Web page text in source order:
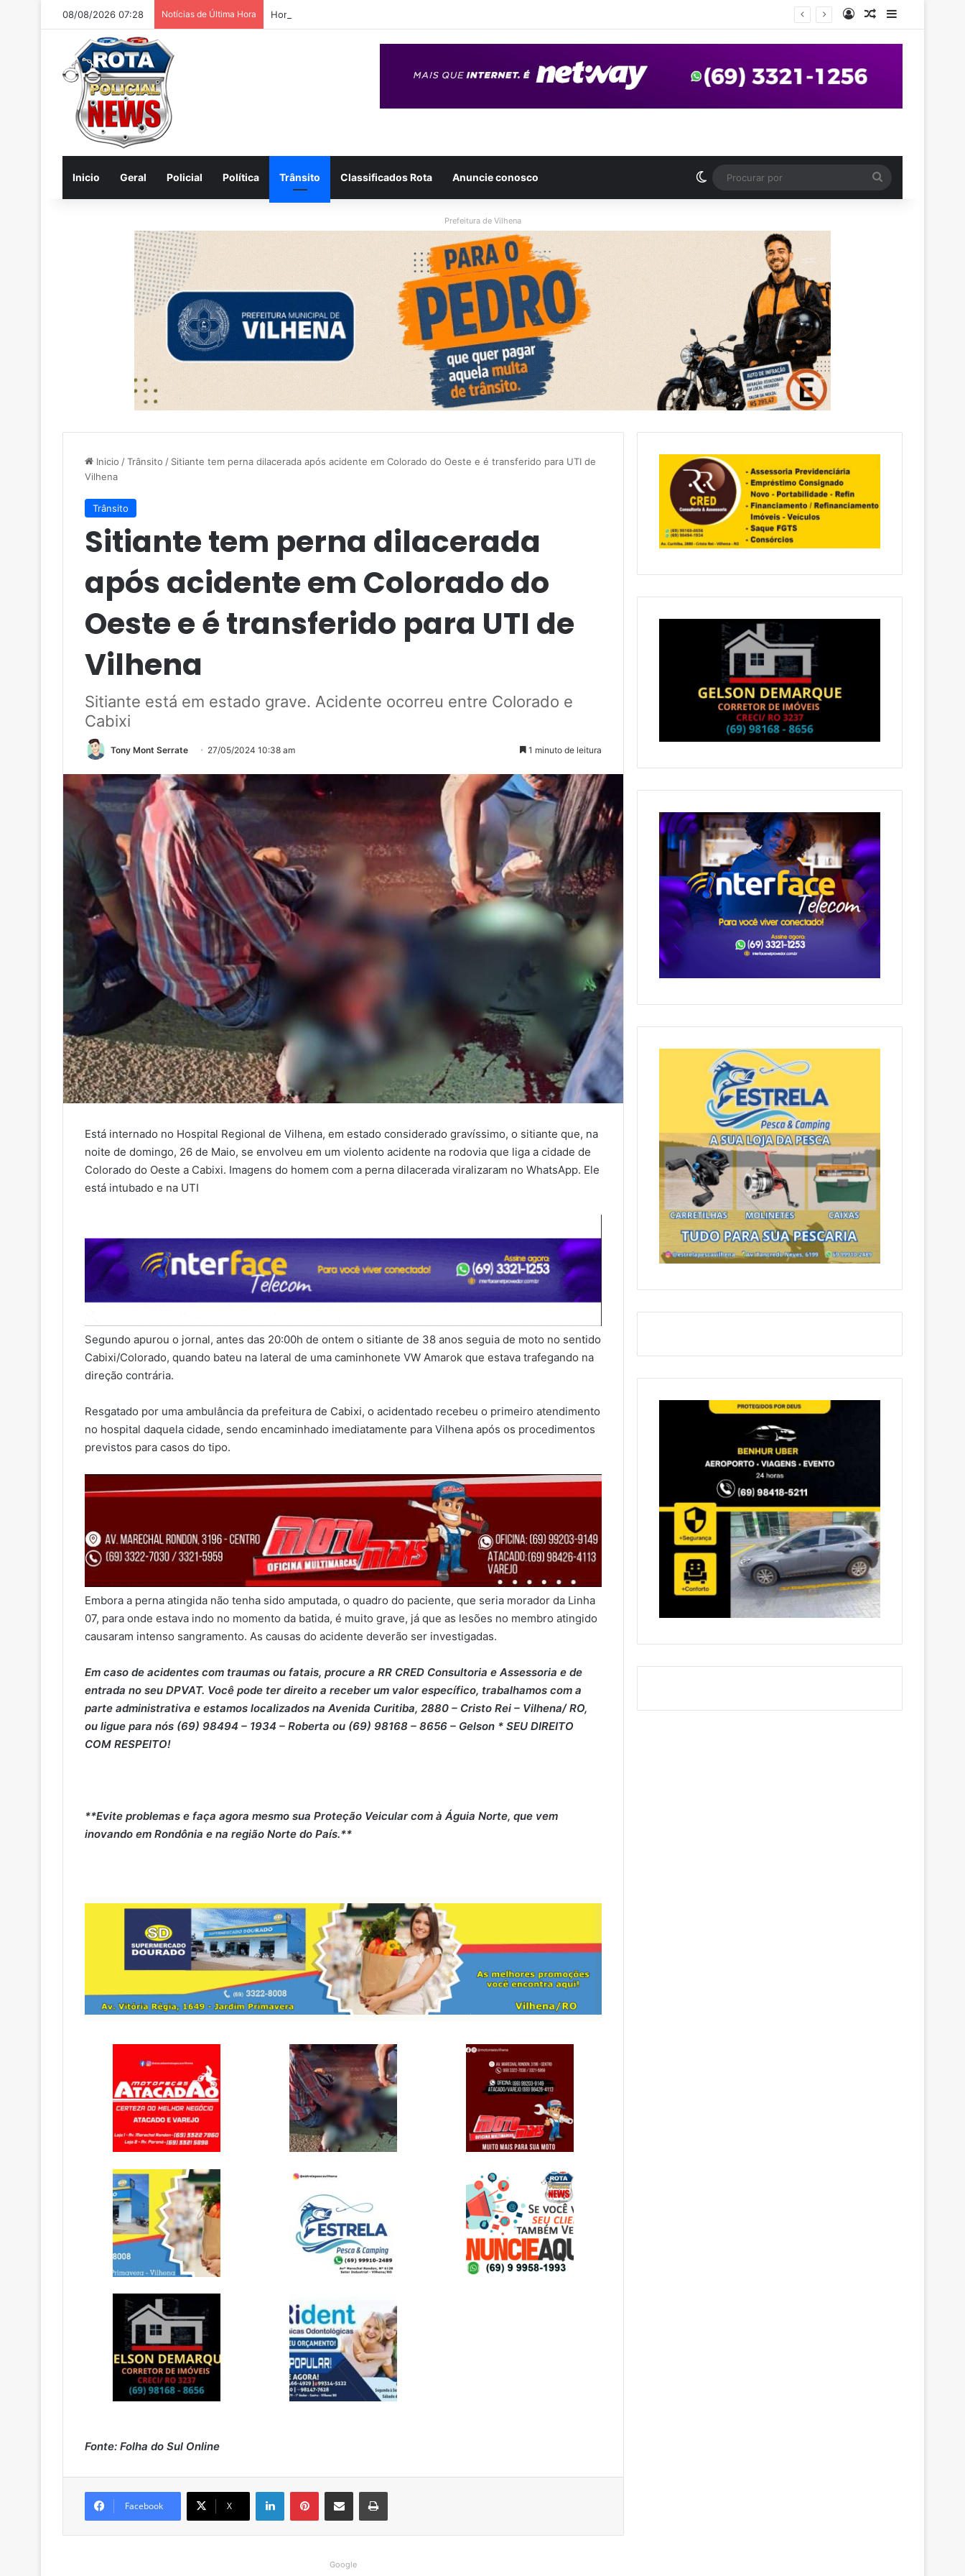
08/08/2026 07:28 Notícias de Última Hora Homem é preso após ser flagrado repassando porção de maconha a garoto de 14 anos em praça de Vilhena EntrarArtigo aleatório
Inicio Geral Policial Política Trânsito Classificados Rota Anuncie conosco Switch skin
por
Prefeitura de Vilhena
Inicio /Trânsito / Sitiante tem perna dilacerada após acidente em Colorado do Oeste e é transferido para UTI de
Vilhena
Trânsito
Sitiante tem perna dilacerada
após acidente em Colorado do
Oeste e é transferido para UTI de
Vilhena
Sitiante está em estado grave. Acidente ocorreu entre Colorado e
Cabixi
Tony Mont Serrate 27/05/2024 10:38 am 1 minuto de leitura
Está internado no Hospital Regional de Vilhena, em estado considerado gravíssimo, o sitiante que, na
noite de domingo, 26 de Maio, se envolveu em um violento acidente na rodovia que liga a cidade de
Colorado do Oeste a Cabixi. Imagens do homem com a perna dilacerada viralizaram no WhatsApp. Ele
está intubado e na UTI
Segundo apurou o jornal, antes das 20:00h de ontem o sitiante de 38 anos seguia de moto no sentido
Cabixi/Colorado, quando bateu na lateral de uma caminhonete VW Amarok que estava trafegando na
direção contrária.
Resgatado por uma ambulância da prefeitura de Cabixi, o acidentado recebeu o primeiro atendimento
no hospital daquela cidade, sendo encaminhado imediatamente para Vilhena após os procedimentos
previstos para casos do tipo.
Embora a perna atingida não tenha sido amputada, o quadro do paciente, que seria morador da Linha
07, para onde estava indo no momento da batida, é muito grave, já que as lesões no membro atingido
causaram intenso sangramento. As causas do acidente deverão ser investigadas.
Em caso de acidentes com traumas ou fatais, procure a RR CRED Consultoria e Assessoria e de
entrada no seu DPVAT. Você pode ter direito a receber um valor específico, trabalhamos com a
parte administrativa e estamos localizados na Avenida Curitiba, 2880 – Cristo Rei – Vilhena/ RO,
ou ligue para nós (69) 98494 – 1934 – Roberta ou (69) 98168 – 8656 – Gelson * SEU DIREITO
COM RESPEITO!
**Evite problemas e faça agora mesmo sua Proteção Veicular com à Águia Norte, que vem
inovando em Rondônia e na região Norte do País.**
Fonte: Folha do Sul Online
Facebook X
Google